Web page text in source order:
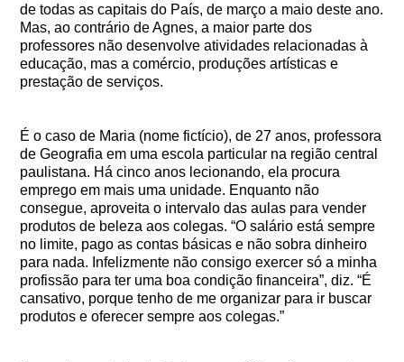
de todas as capitais do País, de março a maio deste ano.
Mas, ao contrário de Agnes, a maior parte dos
professores não desenvolve atividades relacionadas à
educação, mas a comércio, produções artísticas e
prestação de serviços.
É o caso de Maria (nome fictício), de 27 anos, professora
de Geografia em uma escola particular na região central
paulistana. Há cinco anos lecionando, ela procura
emprego em mais uma unidade. Enquanto não
consegue, aproveita o intervalo das aulas para vender
produtos de beleza aos colegas. “O salário está sempre
no limite, pago as contas básicas e não sobra dinheiro
para nada. Infelizmente não consigo exercer só a minha
profissão para ter uma boa condição financeira”, diz. “É
cansativo, porque tenho de me organizar para ir buscar
produtos e oferecer sempre aos colegas.”